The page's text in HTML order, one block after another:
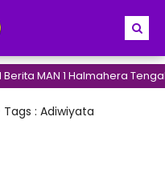
MAN 1 Halmahera
: Adiwiyata